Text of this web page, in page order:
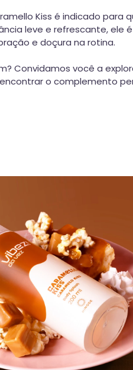
Kiss é indicado para
leve e refrescante,
e doçura na rotina.
Convidamos você a
o complemento